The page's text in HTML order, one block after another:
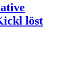
löst